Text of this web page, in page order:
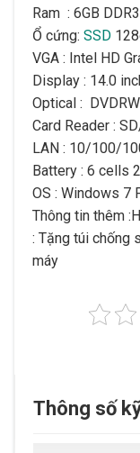
Ram : 6GB DDR3
Ổ cứng: SSD
VGA : Intel HD
Display : 14.0
Optical :
Card Reader :
LAN : 10/100/
Battery : 6 cells
OS : Windows 7
Thông tin thêm
: Tặng túi chống
máy
Thông số